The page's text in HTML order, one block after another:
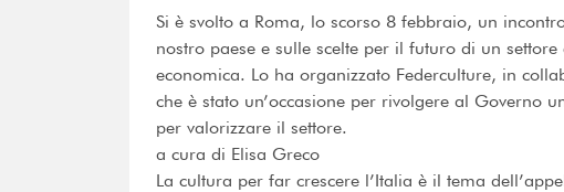
Si è svolto a Roma, lo scorso 8 febbraio, un
nostro paese e sulle scelte per il futuro di un
economica. Lo ha organizzato Federculture, in
che è stato un’occasione per rivolgere al Governo
per valorizzare il settore.
a cura di Elisa Greco
La cultura per far crescere l’Italia è il tema